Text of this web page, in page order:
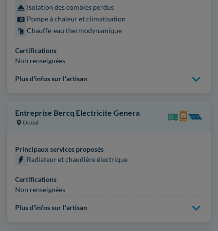
Isolation des combles perdus
Pompe à chaleur et climatisation
Chauffe-eau thermodynamique
Certifications
Non renseignées
Plus d'infos sur l'artisan
Entreprise Bercq Electricite Genera
Douai
Principaux services proposés
Radiateur et chaudière électrique
Certifications
Non renseignées
Plus d'infos sur l'artisan